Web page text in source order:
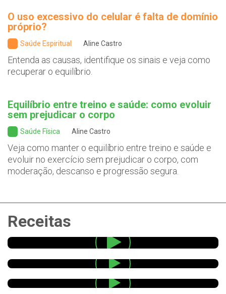
O uso excessivo do celular é falta de domínio
próprio?
Saúde Espiritual Aline Castro
Entenda as causas, identifique os sinais e veja como
recuperar o equilíbrio.
Equilíbrio entre treino e saúde: como evoluir
sem prejudicar o corpo
Saúde Física Aline Castro
Veja como manter o equilíbrio entre treino e saúde e
evoluir no exercício sem prejudicar o corpo, com
moderação, descanso e progressão segura.
Receitas